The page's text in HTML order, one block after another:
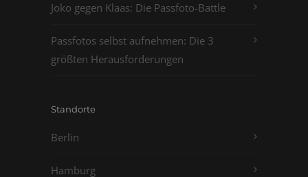
Joko gegen Klaas: Die Passfoto-Battle
Passfotos selbst aufnehmen: Die 3
größten Herausforderungen
Standorte
Berlin
Hamburg